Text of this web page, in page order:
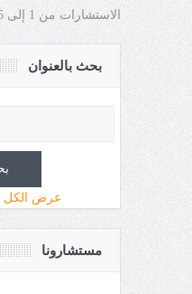
الاستشارات من 1 إلى 5 من إجمالي 5
بحث بالعنوان
عرض الكل
مستشارونا